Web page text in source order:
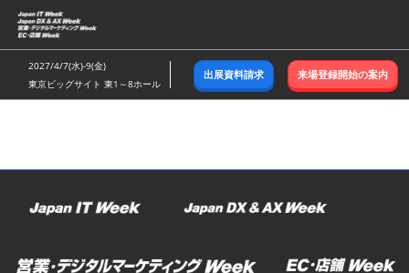
ス
キ
ッ
し
む
2027/4/7(水)-9(金)
東京ビッグサイト 東1～8ホール
出展資料請求 来場登録開始の案内